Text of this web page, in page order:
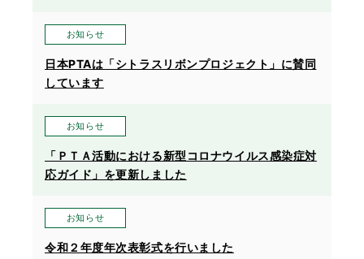
お知らせ
日本PTAは「シトラスリボンプロジェクト」に賛同
しています
お知らせ
「ＰＴＡ活動における新型コロナウイルス感染症対
応ガイド」を更新しました
お知らせ
令和２年度年次表彰式を行いました